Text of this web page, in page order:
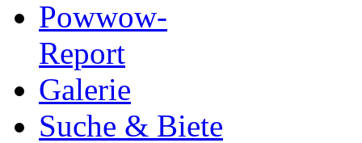
Powwow-
Report
Galerie
Suche & Biete